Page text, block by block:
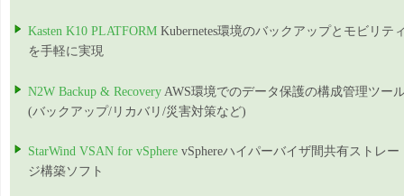
Kasten K10 PLATFORM Kubernetes環境のバックアップとモビリテ
を手軽に実現
N2W Backup & Recovery AWS環境でのデータ保護の構成管理ツー
(バックアップ/リカバリ/災害対策など)
StarWind VSAN for vSphere vSphereハイパーバイザ間共有ストレー
ジ構築ソフト